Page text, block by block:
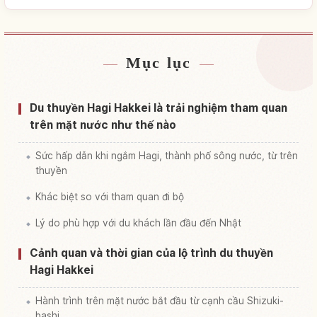
Tìm chỗ ở↗
Tìm trải nghiệm↗
Mục lục
Du thuyền Hagi Hakkei là trải nghiệm tham quan
trên mặt nước như thế nào
Sức hấp dẫn khi ngắm Hagi, thành phố sông nước, từ trên
thuyền
Khác biệt so với tham quan đi bộ
Lý do phù hợp với du khách lần đầu đến Nhật
Cảnh quan và thời gian của lộ trình du thuyền
Hagi Hakkei
Hành trình trên mặt nước bắt đầu từ cạnh cầu Shizuki-